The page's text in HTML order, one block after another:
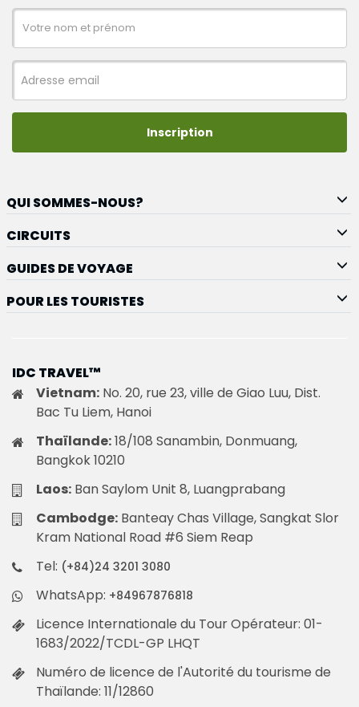
Inscription
QUI SOMMES-NOUS?
CIRCUITS
GUIDES DE VOYAGE
POUR LES TOURISTES
IDC TRAVEL™
Vietnam: No. 20, rue 23, ville de Giao Luu, Dist.
Bac Tu Liem, Hanoi
Thaïlande:18/108 Sanambin, Donmuang,
Bangkok 10210
Laos: Ban Saylom Unit 8, Luangprabang
Cambodge: Banteay Chas Village, Sangkat Slor
Kram National Road #6 Siem Reap
Tel: (+84)24 3201 3080
WhatsApp: +84967876818
Licence Internationale du Tour Opérateur: 01-
1683/2022/TCDL-GP LHQT
Numéro de licence de l'Autorité du tourisme de
Thaïlande: 11/12860